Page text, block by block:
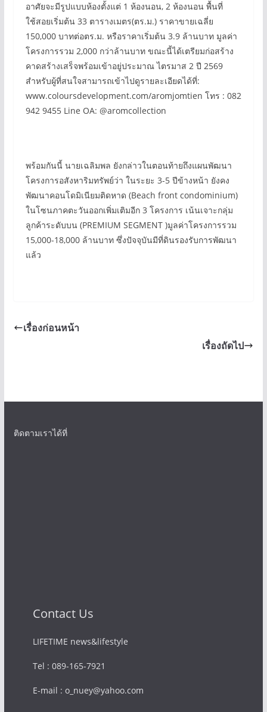
อาศัยจะมีรูปแบบห้องตั้งแต่ 1 ห้องนอน, 2 ห้องนอน พื้นที่
ใช้สอยเริ่มต้น 33 ตารางเมตร(ตร.ม.) ราคาขายเฉลี่ย
150,000 บาทต่อตร.ม. หรือราคาเริ่มต้น 3.9 ล้านบาท มูลค่า
โครงการรวม 2,000 กว่าล้านบาท ขณะนี้ได้เตรียมก่อสร้าง
คาดสร้างเสร็จพร้อมเข้าอยู่ประมาณ ไตรมาส 2 ปี 2569
สำหรับผู้ที่สนใจสามารถเข้าไปดูรายละเอียดได้ที่:
www.coloursdevelopment.com/aromjomtien โทร : 082
942 9455 Line OA: @aromcollection
พร้อมกันนี้ นายเฉลิมพล ยังกล่าวในตอนท้ายถึงแผนพัฒนา
โครงการอสังหาริมทรัพย์ว่า ในระยะ 3-5 ปีข้างหน้า ยังคง
พัฒนาคอนโดมิเนียมติดหาด (Beach front condominium)
ในโซนภาคตะวันออกเพิ่มเติมอีก 3 โครงการ เน้นเจาะกลุ่ม
ลูกค้าระดับบน (PREMIUM SEGMENT )มูลค่าโครงการรวม
15,000-18,000 ล้านบาท ซึ่งปัจจุบันมีที่ดินรองรับการพัฒนา
แล้ว
เรื่องก่อนหน้า
เรื่องถัดไป
ติดตามเราได้ที่
Contact Us
LIFETIME news&lifestyle
Tel : 089-165-7921
E-mail : o_nuey@yahoo.com